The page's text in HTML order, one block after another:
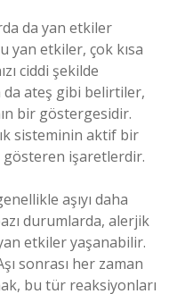
da yan etkiler
yan etkiler, çok kısa
ciddi şekilde
da ateş gibi belirtiler,
bir göstergesidir.
sisteminin aktif bir
gösteren işaretlerdir.
aşıyı daha
durumlarda, alerjik
etkiler yaşanabilir.
sonrası her zaman
bu tür reaksiyonları